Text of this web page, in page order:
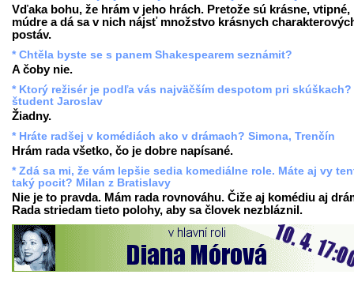
Vďaka bohu, že hrám v jeho hrách. Pretože sú krásne, vtipné,
múdre a dá sa v nich nájsť množstvo krásnych
postáv.
* Chtěla byste se s panem Shakespearem seznámit?
A čoby nie.
* Ktorý režisér je podľa vás najväčším despotom pri skúškach?
študent Jaroslav
Žiadny.
* Hráte radšej v komédiách ako v drámach? Simona, Trenčín
Hrám rada všetko, čo je dobre napísané.
* Zdá sa mi, že vám lepšie sedia komediálne role. Máte aj vy
taký pocit? Milan z Bratislavy
Nie je to pravda. Mám rada rovnováhu. Čiže aj komédiu aj
Rada striedam tieto polohy, aby sa človek nezbláznil.